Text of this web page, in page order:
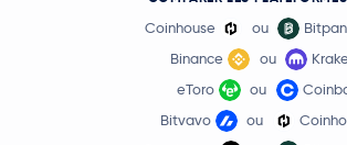
Coinhouse ou
Binance
ou
eToro
ou
Bitvavo
ou